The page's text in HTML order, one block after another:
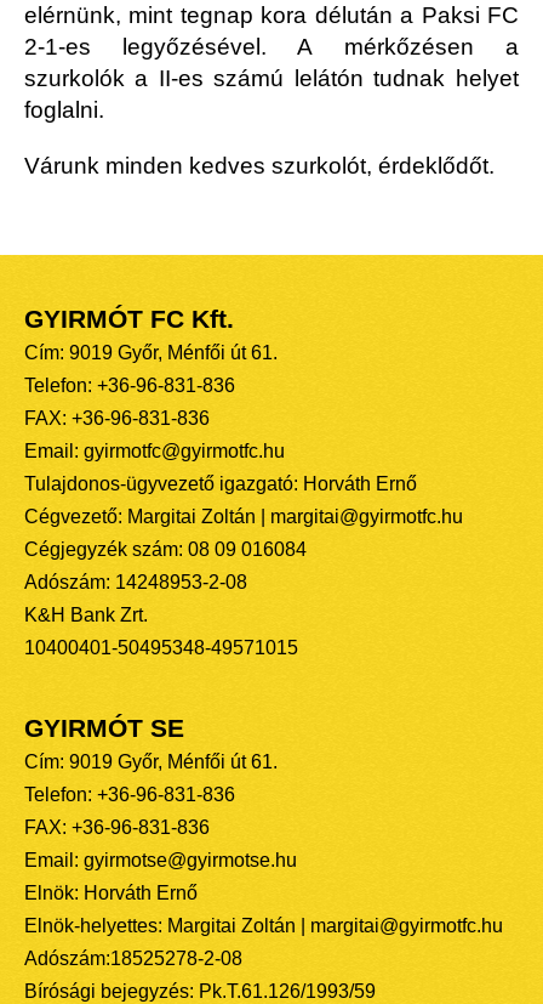
elérnünk, mint tegnap kora délután a Paksi FC
2-1-es legyőzésével. A mérkőzésen a
szurkolók a II-es számú lelátón tudnak helyet
foglalni.
Várunk minden kedves szurkolót, érdeklődőt.
GYIRMÓT FC Kft.
Cím: 9019 Győr, Ménfői út 61.
Telefon: +36-96-831-836
FAX: +36-96-831-836
Email: gyirmotfc@gyirmotfc.hu
Tulajdonos-ügyvezető igazgató: Horváth Ernő
Cégvezető: Margitai Zoltán | margitai@gyirmotfc.hu
Cégjegyzék szám: 08 09 016084
Adószám: 14248953-2-08
K&H Bank Zrt.
10400401-50495348-49571015
GYIRMÓT SE
Cím: 9019 Győr, Ménfői út 61.
Telefon: +36-96-831-836
FAX: +36-96-831-836
Email: gyirmotse@gyirmotse.hu
Elnök: Horváth Ernő
Elnök-helyettes: Margitai Zoltán | margitai@gyirmotfc.hu
Adószám:18525278-2-08
Bírósági bejegyzés: Pk.T.61.126/1993/59